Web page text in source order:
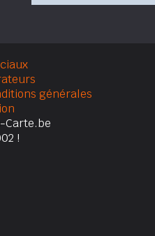
générales
Carte.be
!